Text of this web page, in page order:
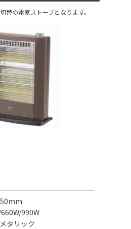
替の電気ストーブとなります。
990W
タリック